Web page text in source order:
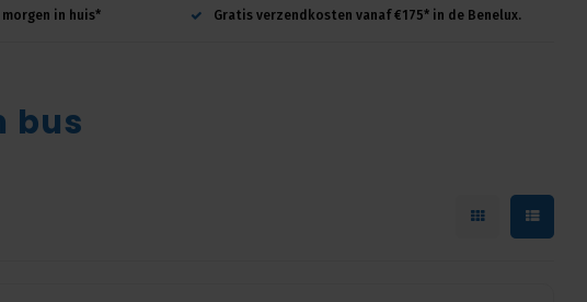
in huis* Gratis verzendkosten vanaf €175* in de Benelux.
bus